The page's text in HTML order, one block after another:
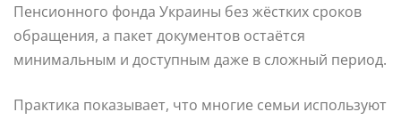
Пенсионного фонда Украины без жёстких сроков
обращения, а пакет документов остаётся
минимальным и доступным даже в сложный период.
Практика показывает, что многие семьи используют